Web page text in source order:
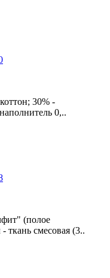
30% -
0,..
(полое
ткань смесовая (3..